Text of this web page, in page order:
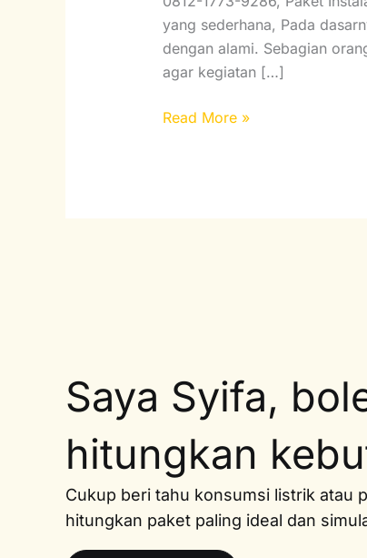
yang sederhana, Pada
dengan alami. Sebagian
agar kegiatan […]
Panel
Surya
PLTS
di
Read More »
Saya Syifa,
hitungkan
Cukup beri tahu konsumsi listrik atau
hitungkan paket paling ideal dan